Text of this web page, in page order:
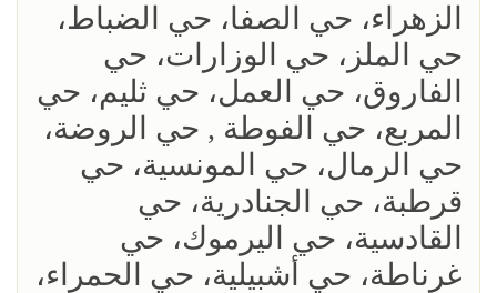
الزهراء، حي الصفا، حي الضباط،
حي الملز، حي الوزارات، حي
الفاروق، حي العمل، حي ثليم، حي
المربع، حي الفوطة , حي الروضة،
حي الرمال، حي المونسية، حي
قرطبة، حي الجنادرية، حي
القادسية، حي اليرموك، حي
غرناطة، حي أشبيلية، حي الحمراء،